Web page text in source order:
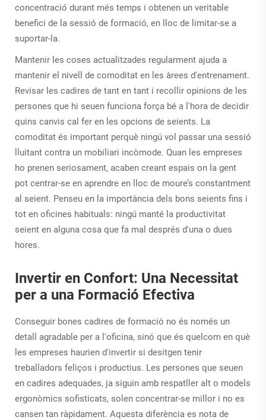
concentració durant més temps i obtenen un veritable
benefici de la sessió de formació, en lloc de limitar-se a
suportar-la.
Mantenir les coses actualitzades regularment ajuda a
mantenir el nivell de comoditat en les àrees d'entrenament.
Revisar les cadires de tant en tant i recollir opinions de les
persones que hi seuen funciona força bé a l'hora de decidir
quins canvis cal fer en les opcions de seients. La
comoditat és important perquè ningú vol passar una sessió
lluitant contra un mobiliari incòmode. Quan les empreses
ho prenen seriosament, acaben creant espais on la gent
pot centrar-se en aprendre en lloc de moure’s constantment
al seient. Penseu en la importància dels bons seients fins i
tot en oficines habituals: ningú manté la productivitat
seient en alguna cosa que fa mal després d'una o dues
hores.
Invertir en Confort: Una Necessitat
per a una Formació Efectiva
Conseguir bones cadires de formació no és només un
detall agradable per a l'oficina, sinó que és quelcom en què
les empreses haurien d'invertir si desitgen tenir
treballadors feliços i productius. Les persones que seuen
en cadires adequades, ja siguin amb respatller alt o models
ergonòmics sofisticats, solen concentrar-se millor i no es
cansen tan ràpidament. Aquesta diferència es nota de